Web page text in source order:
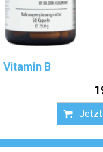
Vitamin B
Jetzt